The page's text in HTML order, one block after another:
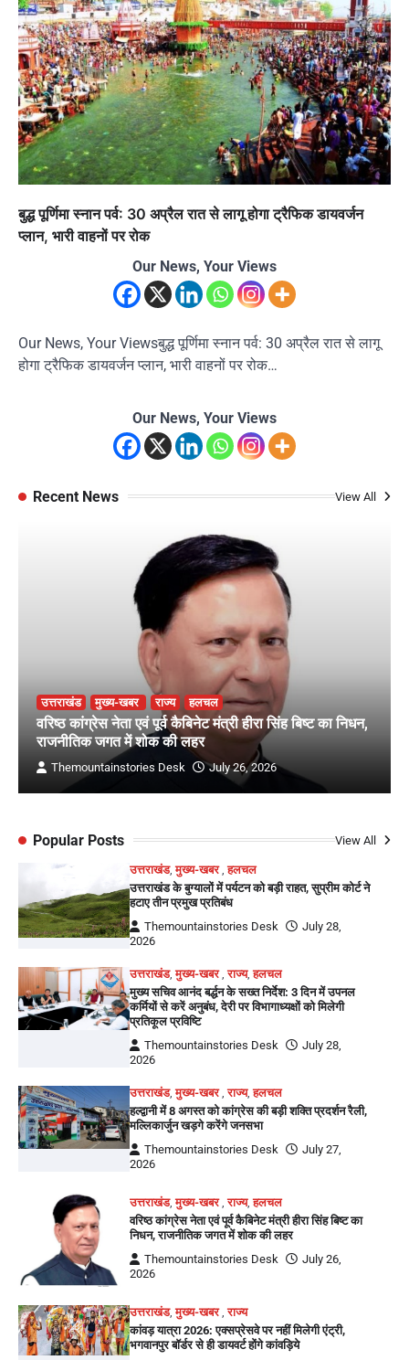
बुद्ध पूर्णिमा स्नान पर्व: 30 अप्रैल रात से लागू होगा ट्रैफिक डायवर्जन
प्लान, भारी वाहनों पर रोक
Our News, Your Views
Our News, Your Viewsबुद्ध पूर्णिमा स्नान पर्व: 30 अप्रैल रात से लागू
होगा ट्रैफिक डायवर्जन प्लान, भारी वाहनों पर रोक…
Our News, Your Views
Recent News View All
उत्तराखंड मुख्य-खबर राज्य हलचल
वरिष्ठ कांग्रेस नेता एवं पूर्व कैबिनेट मंत्री हीरा सिंह बिष्ट का निधन,
राजनीतिक जगत में शोक की लहर
Themountainstories Desk July 26, 2026
Popular Posts View All
उत्तराखंड,मुख्य-खबर ,हलचल
उत्तराखंड के बुग्यालों में पर्यटन को बड़ी राहत, सुप्रीम कोर्ट ने
हटाए तीन प्रमुख प्रतिबंध
Themountainstories Desk
July 28,
2026
उत्तराखंड,मुख्य-खबर ,राज्य,हलचल
मुख्य सचिव आनंद बर्द्धन के सख्त निर्देश: 3 दिन में उपनल
कर्मियों से करें अनुबंध, देरी पर विभागाध्यक्षों को मिलेगी
प्रतिकूल प्रविष्टि
Themountainstories Desk
July 28,
2026
उत्तराखंड,मुख्य-खबर ,राज्य,हलचल
हल्द्वानी में 8 अगस्त को कांग्रेस की बड़ी शक्ति प्रदर्शन रैली,
मल्लिकार्जुन खड़गे करेंगे जनसभा
Themountainstories Desk
July 27,
2026
उत्तराखंड,मुख्य-खबर ,राज्य,हलचल
वरिष्ठ कांग्रेस नेता एवं पूर्व कैबिनेट मंत्री हीरा सिंह बिष्ट का
निधन, राजनीतिक जगत में शोक की लहर
Themountainstories Desk
July 26,
2026
उत्तराखंड,मुख्य-खबर ,राज्य
कांवड़ यात्रा 2026: एक्सप्रेसवे पर नहीं मिलेगी एंट्री,
भगवानपुर बॉर्डर से ही डायवर्ट होंगे कांवड़िये